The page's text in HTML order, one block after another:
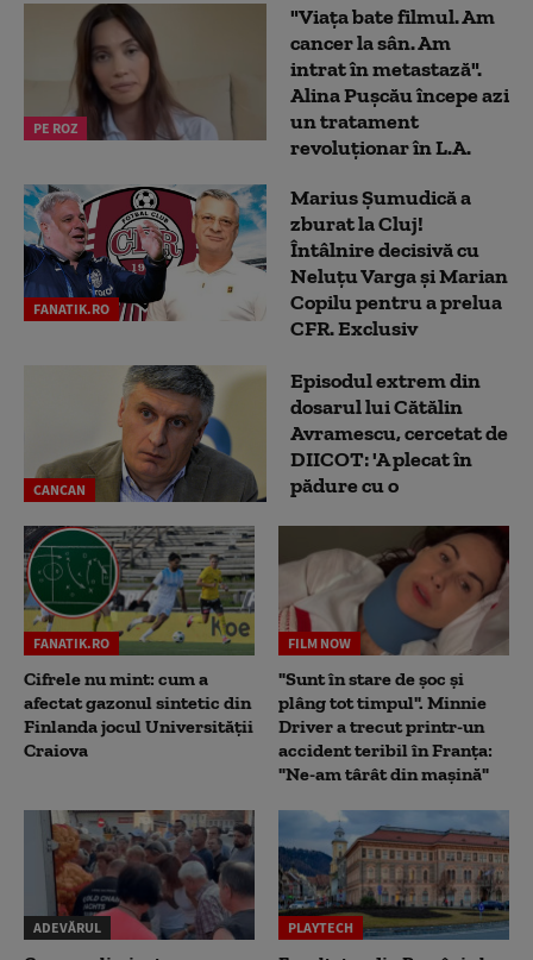
PE ROZ
"Viața bate filmul. Am
cancer la sân. Am
intrat în metastază".
Alina Pușcău începe azi
un tratament
revoluționar în L.A.
FANATIK.RO
Marius Şumudică a
zburat la Cluj!
Întâlnire decisivă cu
Neluţu Varga şi Marian
Copilu pentru a prelua
CFR. Exclusiv
CANCAN
Episodul extrem din
dosarul lui Cătălin
Avramescu, cercetat de
DIICOT: 'A plecat în
pădure cu o
FANATIK.RO
Cifrele nu mint: cum a
afectat gazonul sintetic din
Finlanda jocul Universității
Craiova
FILM NOW
"Sunt în stare de șoc și
plâng tot timpul". Minnie
Driver a trecut printr-un
accident teribil în Franța:
"Ne-am târât din mașină"
ADEVĂRUL PLAYTECH